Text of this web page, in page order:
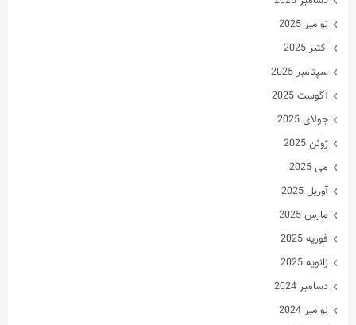
نوامبر 2025
اکتبر 2025
سپتامبر 2025
آگوست 2025
جولای 2025
ژوئن 2025
می 2025
آوریل 2025
مارس 2025
فوریه 2025
ژانویه 2025
دسامبر 2024
نوامبر 2024